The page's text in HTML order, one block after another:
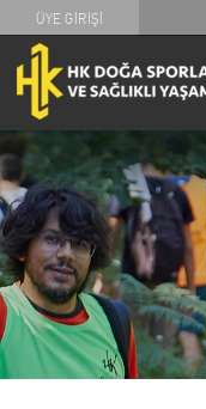
ÜYE GİRİŞİ